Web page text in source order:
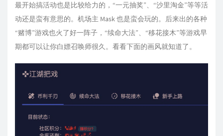
最开始搞活动也是比较给力的，“一元抽奖”、“沙里淘金”等等活
动还是蛮有意思的。机场主 Mask 也是蛮会玩的。后来出的各种
“赌博”游戏也火了好一阵子，“续命大法”、“移花接木”等游戏早
期都可以让你白嫖召唤师很久。看看下面的画风就知道了。